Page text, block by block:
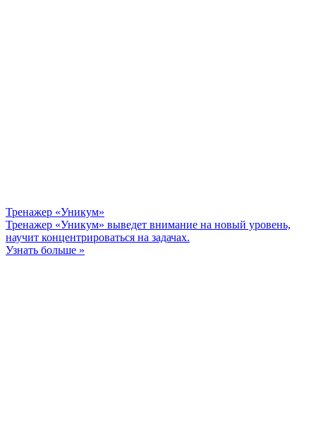
Тренажер «Уникум»
Тренажер «Уникум» выведет внимание на новый уровень,
научит концентрироваться на задачах.
Узнать больше »